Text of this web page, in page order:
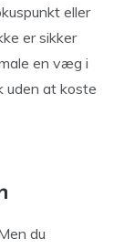
eller
er sikker
en væg i
uden at koste
du